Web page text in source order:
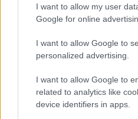
I want to allow my user
Google for online
I want to allow Google to
personalized advertising.
I want to allow Google to
related to analytics like
device identifiers in apps.